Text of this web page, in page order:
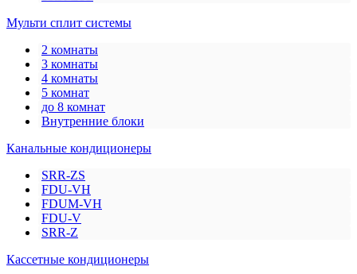
Мульти сплит системы
2 комнаты
3 комнаты
4 комнаты
5 комнат
до 8 комнат
Внутренние блоки
Канальные кондиционеры
SRR-ZS
FDU-VH
FDUM-VH
FDU-V
SRR-Z
Кассетные кондиционеры